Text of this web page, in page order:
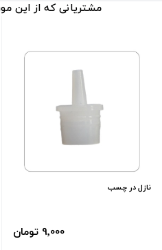
مشتریانی که از این
نازل در چسب
9٬000 تومان